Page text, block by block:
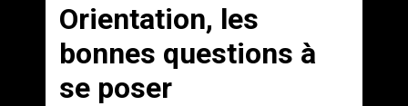
Orientation, les
bonnes questions à
se poser